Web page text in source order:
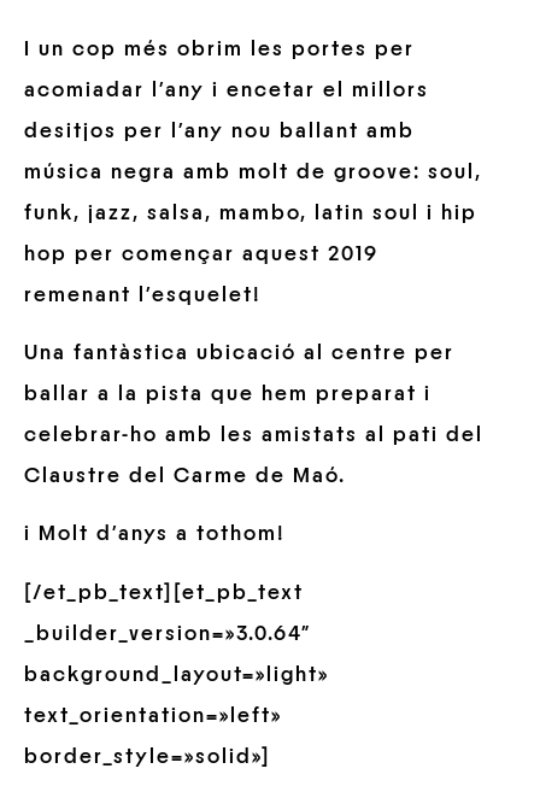
I un cop més obrim les portes per
acomiadar l’any i encetar el millors
desitjos per l’any nou ballant amb
música negra amb molt de groove: soul,
funk, jazz, salsa, mambo, latin soul i hip
hop per començar aquest 2019
remenant l’esquelet!
Una fantàstica ubicació al centre per
ballar a la pista que hem preparat i
celebrar-ho amb les amistats al pati del
Claustre del Carme de Maó.
i Molt d’anys a tothom!
[/et_pb_text][et_pb_text
_builder_version=»3.0.64″
background_layout=»light»
text_orientation=»left»
border_style=»solid»]